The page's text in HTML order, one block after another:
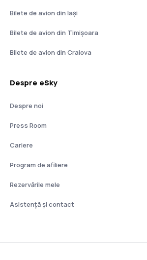
Bilete de avion din Iași
Bilete de avion din Timișoara
Bilete de avion din Craiova
Despre eSky
Despre noi
Press Room
Cariere
Program de afiliere
Rezervările mele
Asistenţă şi contact